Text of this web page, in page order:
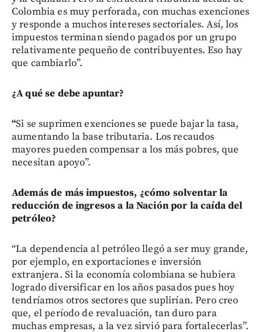
Colombia es muy perforada, con muchas exenciones
y responde a muchos intereses sectoriales. Así, los
impuestos terminan siendo pagados por un grupo
relativamente pequeño de contribuyentes. Eso hay
que cambiarlo”.
¿A qué se debe apuntar?
“Si se suprimen exenciones se puede bajar la tasa,
aumentando la base tributaria. Los recaudos
mayores pueden compensar a los más pobres, que
necesitan apoyo”.
Además de más impuestos, ¿cómo solventar la
reducción de ingresos a la Nación por la caída del
petróleo?
“La dependencia al petróleo llegó a ser muy grande,
por ejemplo, en exportaciones e inversión
extranjera. Si la economía colombiana se hubiera
logrado diversificar en los años pasados pues hoy
tendríamos otros sectores que suplirían. Pero creo
que, el período de revaluación, tan duro para
muchas empresas, a la vez sirvió para fortalecerlas”.